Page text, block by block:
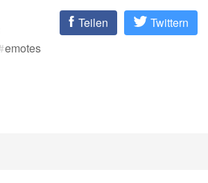
Teilen Twittern
emotes